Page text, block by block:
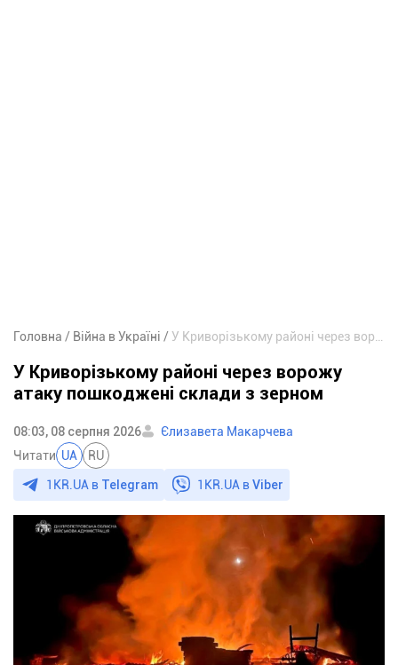
Головна Війна в Україні
У Криворізькому районі через ворожу
атаку пошкоджені склади з зерном
08:03, 08 серпня 2026
Єлизавета Макарчева
Читати UA RU
1KR.UA в Telegram 1KR.UA вViber